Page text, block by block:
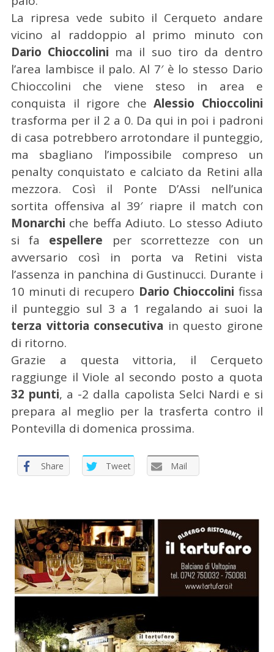
La ripresa vede subito il Cerqueto andare
vicino al raddoppio al primo minuto con
Dario Chioccolini ma il suo tiro da dentro
l’area lambisce il palo. Al 7′ è lo stesso Dario
Chioccolini che viene steso in area e
conquista il rigore cheAlessio Chioccolini
trasforma per il 2 a 0. Da qui in poi i padroni
di casa potrebbero arrotondare il punteggio,
ma sbagliano l’impossibile compreso un
penalty conquistato e calciato da Retini alla
mezzora. Così il Ponte D’Assi nell’unica
sortita offensiva al 39′ riapre il match con
Monarchi che beffa Adiuto. Lo stesso Adiuto
si fa espellere per scorrettezze con un
avversario così in porta va Retini vista
l’assenza in panchina di Gustinucci. Durante i
10 minuti di recupero Dario Chioccolini fissa
il punteggio sul 3 a 1 regalando ai suoi la
terza vittoria consecutiva in questo girone
di ritorno.
Grazie a questa vittoria, il Cerqueto
raggiunge il Viole al secondo posto a quota
32 punti, a -2 dalla capolista Selci Nardi e si
prepara al meglio per la trasferta contro il
Pontevilla di domenica prossima.
Share Tweet Mail
C
e
p
e
r
: